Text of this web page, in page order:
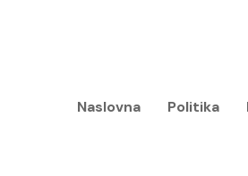
Naslovna Politika